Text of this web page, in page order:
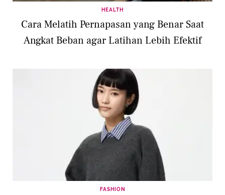
HEALTH
Cara Melatih Pernapasan yang Benar Saat
Angkat Beban agar Latihan Lebih Efektif
FASHION